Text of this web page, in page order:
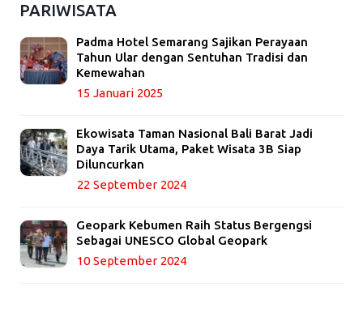
PARIWISATA
Padma Hotel Semarang Sajikan Perayaan
Tahun Ular dengan Sentuhan Tradisi dan
Kemewahan
15 Januari 2025
Ekowisata Taman Nasional Bali Barat Jadi
Daya Tarik Utama, Paket Wisata 3B Siap
Diluncurkan
22 September 2024
Geopark Kebumen Raih Status Bergengsi
Sebagai UNESCO Global Geopark
10 September 2024